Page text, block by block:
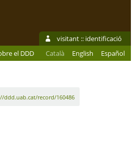
visitant :: identificació
el DDD Català English Español
ddd.uab.cat/record/160486